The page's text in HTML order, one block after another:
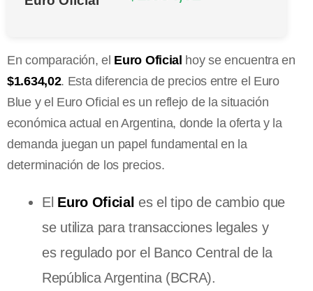
En comparación, el Euro Oficial hoy se encuentra en
$1.634,02. Esta diferencia de precios entre el Euro
Blue y el Euro Oficial es un reflejo de la situación
económica actual en Argentina, donde la oferta y la
demanda juegan un papel fundamental en la
determinación de los precios.
El Euro Oficial es el tipo de cambio que
se utiliza para transacciones legales y
es regulado por el Banco Central de la
República Argentina (BCRA).